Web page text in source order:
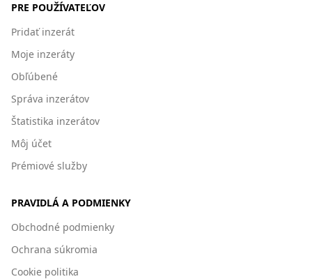
PRE POUŽÍVATEĽOV
Pridať inzerát
Moje inzeráty
Obľúbené
Správa inzerátov
Štatistika inzerátov
Môj účet
Prémiové služby
PRAVIDLÁ A PODMIENKY
Obchodné podmienky
Ochrana súkromia
Cookie politika